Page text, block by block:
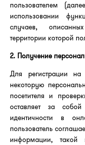
пользователем
использовании
случаев,
территории которой
2. Получение
Для регистрации на
некоторую
посетителя и
оставляет за собой
идентичности в
пользователь
информации, такой